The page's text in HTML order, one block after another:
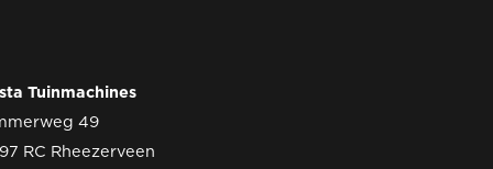
Tuinmachines
49
RC Rheezerveen